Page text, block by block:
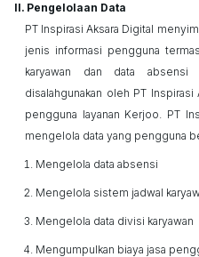
Pengelolaan Data
PT Inspirasi Aksara Digital
jenis informasi pengguna
karyawan dan data absensi
disalahgunakan oleh PT
pengguna layanan Kerjoo. PT
mengelola data yang pengguna
Mengelola data absensi
Mengelola sistem jadwal
Mengelola data divisi karyawan
Mengumpulkan biaya jasa